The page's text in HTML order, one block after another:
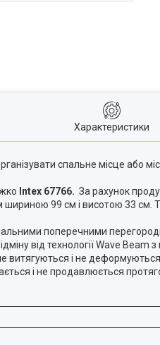
Характеристики
спальне місце або
Intex 67766. За рахунок
99 см і висотою 33 см.
поперечними
від технології Wave
витягуються і не
і не продавлюється